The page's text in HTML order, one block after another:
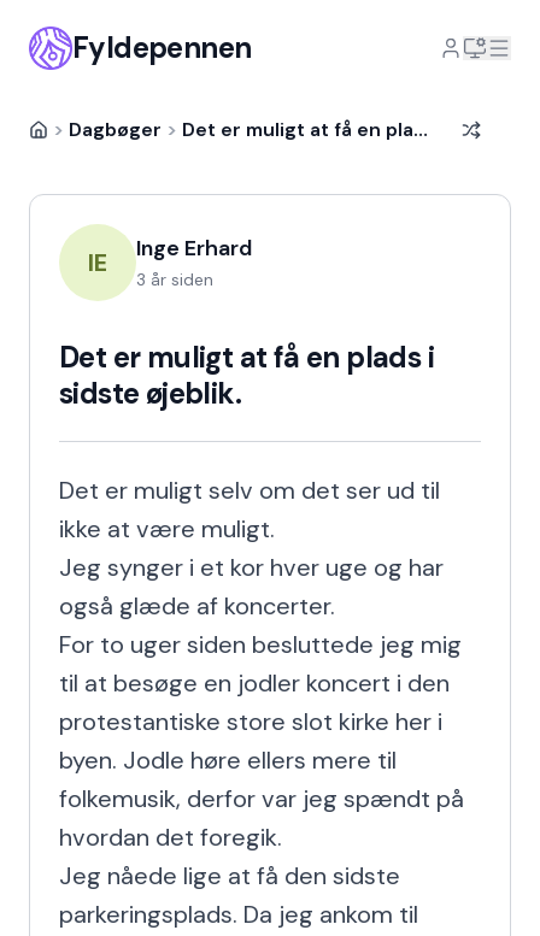
Fyldepennen
> Dagbøger > Det er muligt at få en plads i sidste øjeblik.
IE Inge Erhard
3 år siden
Det er muligt at få en plads i
sidste øjeblik.
Det er muligt selv om det ser ud til
ikke at være muligt.
Jeg synger i et kor hver uge og har
også glæde af koncerter.
For to uger siden besluttede jeg mig
til at besøge en jodler koncert i den
protestantiske store slot kirke her i
byen. Jodle høre ellers mere til
folkemusik, derfor var jeg spændt på
hvordan det foregik.
Jeg nåede lige at få den sidste
parkeringsplads. Da jeg ankom til